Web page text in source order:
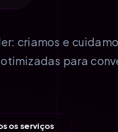
criamos e
para
os serviços